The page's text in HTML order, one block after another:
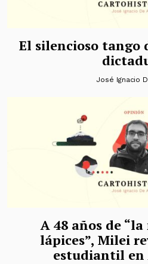
El silencioso tango
José Ignacio
A 48 años de
lápices”, Milei
estudiantil